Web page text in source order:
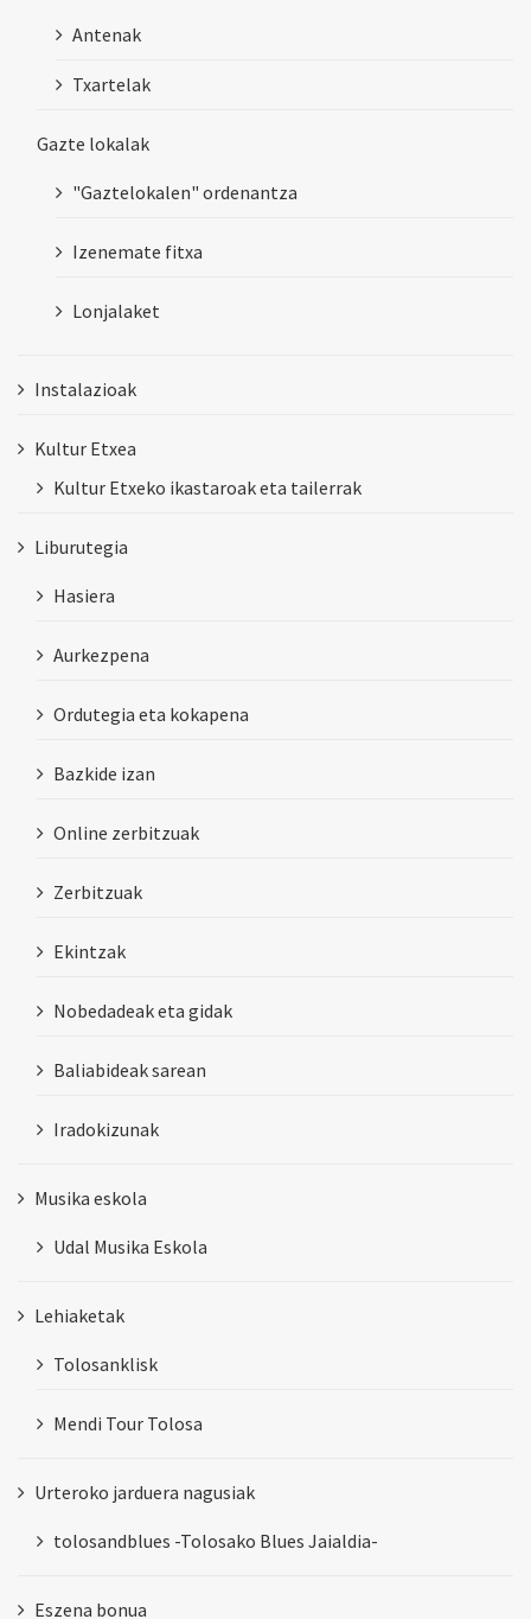
Antenak
Txartelak
Gazte lokalak
"Gaztelokalen" ordenantza
Izenemate fitxa
Lonjalaket
Instalazioak
Kultur Etxea
Kultur Etxeko ikastaroak eta tailerrak
Liburutegia
Hasiera
Aurkezpena
Ordutegia eta kokapena
Bazkide izan
Online zerbitzuak
Zerbitzuak
Ekintzak
Nobedadeak eta gidak
Baliabideak sarean
Iradokizunak
Musika eskola
Udal Musika Eskola
Lehiaketak
Tolosanklisk
Mendi Tour Tolosa
Urteroko jarduera nagusiak
tolosandblues -Tolosako Blues Jaialdia-
Eszena bonua